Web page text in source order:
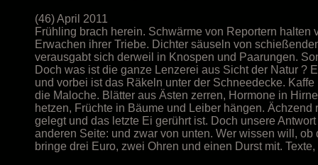
(46) April 2011
Frühling brach herein. Schwärme von Reportern
Erwachen ihrer Triebe. Dichter säuseln von
verausgabt sich derweil in Knospen und Paarungen.
Doch was ist die ganze Lenzerei aus Sicht der Natur ?
und vorbei ist das Räkeln unter der Schneedecke.
die Maloche. Blätter aus Ästen zerren, Hormone in
hetzen, Früchte in Bäume und Leiber hängen.
gelegt und das letzte Ei gerührt ist. Doch unsere
anderen Seite: und zwar von unten. Wer wissen will,
bringe drei Euro, zwei Ohren und einen Durst mit.